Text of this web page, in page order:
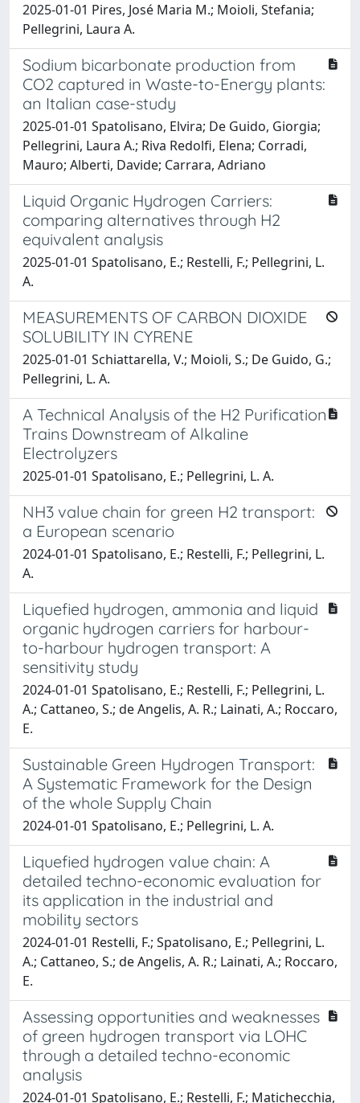
2025-01-01 Pires, José Maria M.; Moioli, Stefania;
Pellegrini, Laura A.
Sodium bicarbonate production from
CO2 captured in Waste-to-Energy plants:
an Italian case-study
2025-01-01 Spatolisano, Elvira; De Guido, Giorgia;
Pellegrini, Laura A.; Riva Redolfi, Elena; Corradi,
Mauro; Alberti, Davide; Carrara, Adriano
Liquid Organic Hydrogen Carriers:
comparing alternatives through H2
equivalent analysis
2025-01-01 Spatolisano, E.; Restelli, F.; Pellegrini, L.
A.
MEASUREMENTS OF CARBON DIOXIDE
SOLUBILITY IN CYRENE
2025-01-01 Schiattarella, V.; Moioli, S.; De Guido, G.;
Pellegrini, L. A.
A Technical Analysis of the H2 Purification
Trains Downstream of Alkaline
Electrolyzers
2025-01-01 Spatolisano, E.; Pellegrini, L. A.
NH3 value chain for green H2 transport:
a European scenario
2024-01-01 Spatolisano, E.; Restelli, F.; Pellegrini, L.
A.
Liquefied hydrogen, ammonia and liquid
organic hydrogen carriers for harbour-
to-harbour hydrogen transport: A
sensitivity study
2024-01-01 Spatolisano, E.; Restelli, F.; Pellegrini, L.
A.; Cattaneo, S.; de Angelis, A. R.; Lainati, A.; Roccaro,
E.
Sustainable Green Hydrogen Transport:
A Systematic Framework for the Design
of the whole Supply Chain
2024-01-01 Spatolisano, E.; Pellegrini, L. A.
Liquefied hydrogen value chain: A
detailed techno-economic evaluation for
its application in the industrial and
mobility sectors
2024-01-01 Restelli, F.; Spatolisano, E.; Pellegrini, L.
A.; Cattaneo, S.; de Angelis, A. R.; Lainati, A.; Roccaro,
E.
Assessing opportunities and weaknesses
of green hydrogen transport via LOHC
through a detailed techno-economic
analysis
2024-01-01 Spatolisano, E.; Restelli, F.; Matichecchia,